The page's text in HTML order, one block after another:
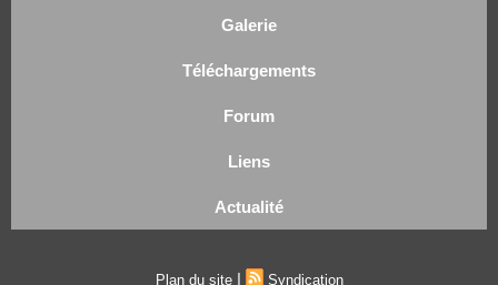
Galerie
Téléchargements
Forum
Liens
Actualité
Plan du site | Syndication